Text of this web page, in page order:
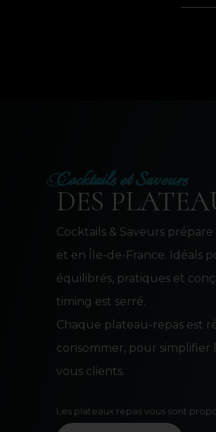
Cocktails et Saveurs
DES
Cocktails & Saveurs
et en Île-de-France. Idéals
équilibrés, pratiques et
timing est serré.
Chaque plateau-repas est
consommer, pour simplifier
vous clients.
Les plateaux repas vous sont